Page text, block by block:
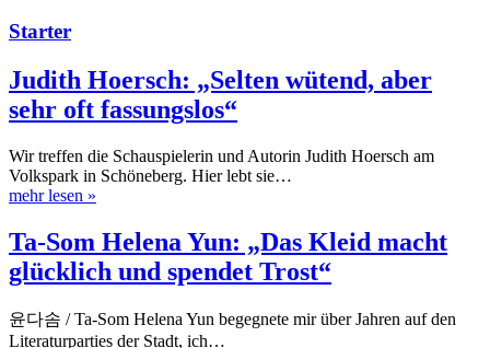
Starter
Judith Hoersch: „Selten wütend, aber
sehr oft fassungslos“
Wir treffen die Schauspielerin und Autorin Judith Hoersch am
Volkspark in Schöneberg. Hier lebt sie…
mehr lesen »
Ta-Som Helena Yun: „Das Kleid macht
glücklich und spendet Trost“
윤다솜 / Ta-Som Helena Yun begegnete mir über Jahren auf den
Literaturparties der Stadt, ich…